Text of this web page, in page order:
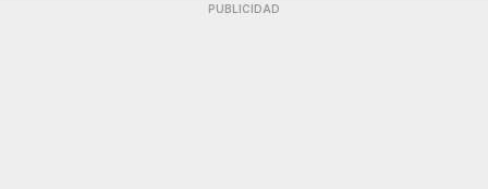
PUBLICIDAD